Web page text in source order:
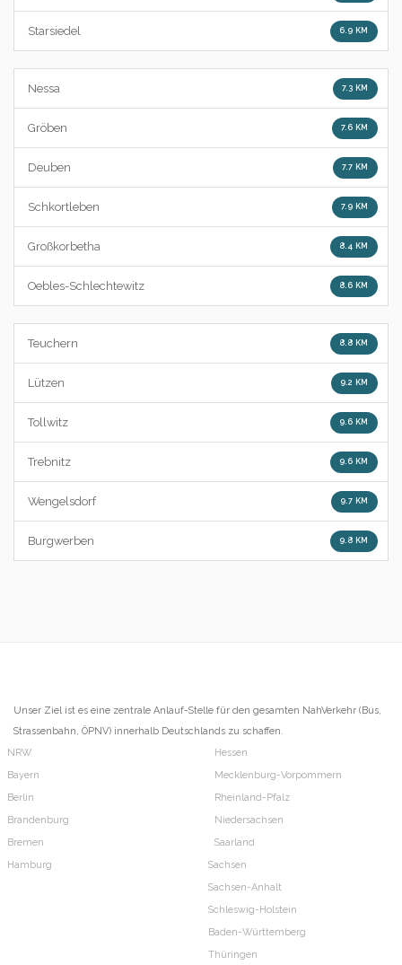
Starsiedel 6.9 KM
Nessa 7.3 KM
Gröben 7.6 KM
Deuben 7.7 KM
Schkortleben 7.9 KM
Großkorbetha 8.4 KM
Oebles-Schlechtewitz 8.6 KM
Teuchern 8.8 KM
Lützen 9.2 KM
Tollwitz 9.6 KM
Trebnitz 9.6 KM
Wengelsdorf 9.7 KM
Burgwerben 9.8 KM
Unser Ziel ist es eine zentrale Anlauf-Stelle für den gesamten NahVerkehr (Bus,
Strassenbahn, ÖPNV) innerhalb Deutschlands zu schaffen.
NRW
Bayern
Berlin
Brandenburg
Bremen
Hamburg
Hessen
Mecklenburg-Vorpommern
Rheinland-Pfalz
Niedersachsen
Saarland
Sachsen
Sachsen-Anhalt
Schleswig-Holstein
Baden-Württemberg
Thüringen